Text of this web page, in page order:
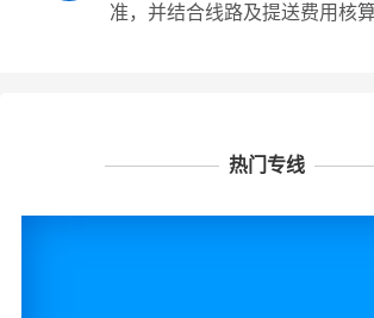
准，并结合线路及提送费用核算
热门专线